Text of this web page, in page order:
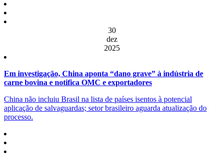
30
dez
2025
Em investigação, China aponta “dano grave” à indústria de
carne bovina e notifica OMC e exportadores
China não incluiu Brasil na lista de países isentos à potencial
aplicação de salvaguardas; setor brasileiro aguarda atualização do
processo.